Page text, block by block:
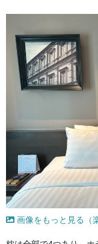
画像をもっと見る（